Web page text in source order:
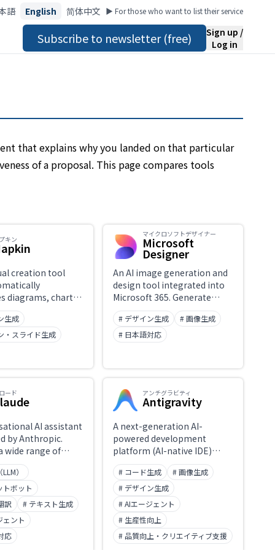
語 English 简体中文 ▶︎ For those who want to list their service
Subscribe to newsletter (free)
Sign up /
Log in
that explains why you landed on that particular
of a proposal. This page compares tools
キン
creation tool
diagrams, charts,
from
It supports
for business
生成
・スライド生成
マイクロソフトデザイナー
Microsoft
Designer
An AI image generation and
design tool integrated into
Microsoft 365. Generate
social media posts, banners,
invitations, and
presentation assets from
text prompts. Uses DALL-E 3
integrates with PowerPoint,
# デザイン生成
# 画像生成
# 日本語対応
ード
AI assistant
by Anthropic.
wide range of
and
long-form
and
code, and
safety
）
トボット
訳
# テキスト生成
ェント
応
アンチグラビティ
Antigravity
A next-generation AI-
powered development
platform (AI-native IDE)
released by Google in 2025.
Rather than traditional
code-completion tools, it
takes an 'agent-first'
approach where AI
autonomously plans,
executes, and validates —
# コード生成
# 画像生成
# デザイン生成
# AIエージェント
# 生産性向上
# 品質向上・クリエイティブ支援